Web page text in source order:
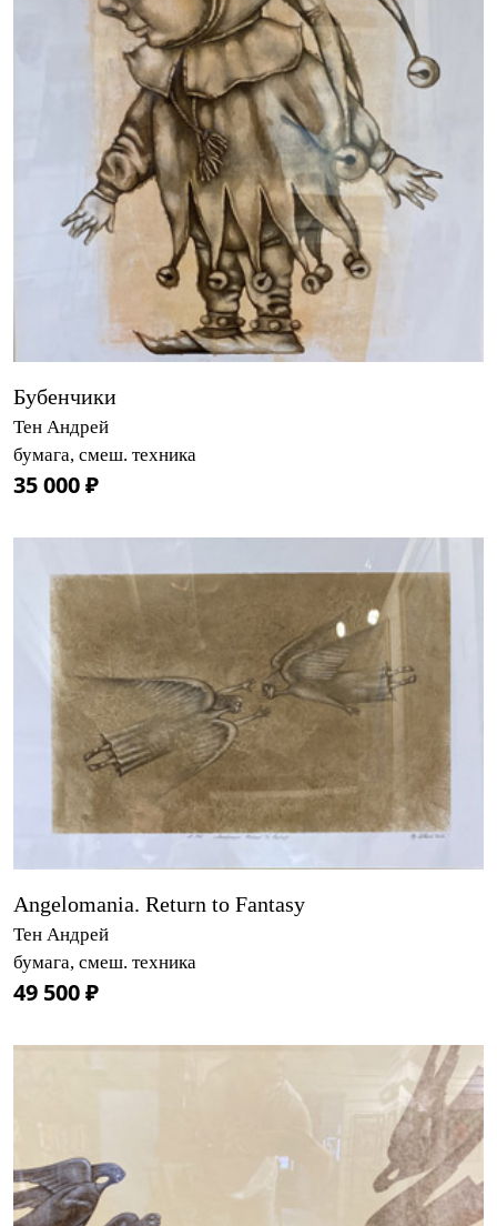
Бубенчики
Тен Андрей
бумага, смеш. техника
35 000 ₽
Angelomania. Return to Fantasy
Тен Андрей
бумага, смеш. техника
49 500 ₽